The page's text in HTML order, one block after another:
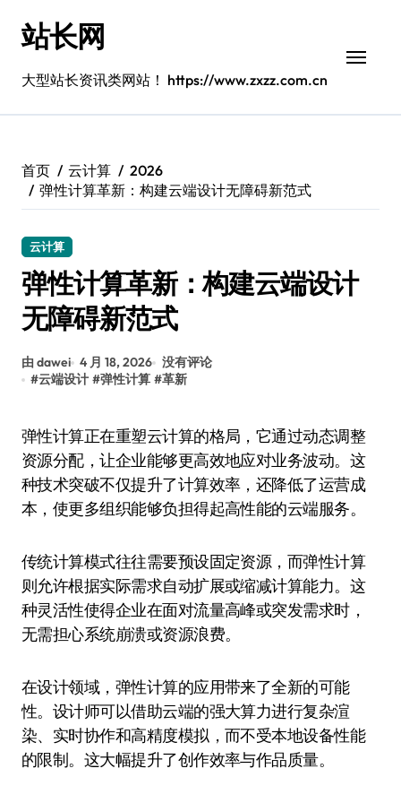
站长网
大型站长资讯类网站！ https://www.zxzz.com.cn
首页 云计算
2026
弹性计算革新：构建云端设计无障碍新范式
云计算
弹性计算革新：构建云端设计
无障碍新范式
由 dawei 4 月 18, 2026 没有评论
#云端设计 #弹性计算 #革新
弹性计算正在重塑云计算的格局，它通过动态调整
资源分配，让企业能够更高效地应对业务波动。这
种技术突破不仅提升了计算效率，还降低了运营成
本，使更多组织能够负担得起高性能的云端服务。
传统计算模式往往需要预设固定资源，而弹性计算
则允许根据实际需求自动扩展或缩减计算能力。这
种灵活性使得企业在面对流量高峰或突发需求时，
无需担心系统崩溃或资源浪费。
在设计领域，弹性计算的应用带来了全新的可能
性。设计师可以借助云端的强大算力进行复杂渲
染、实时协作和高精度模拟，而不受本地设备性能
的限制。这大幅提升了创作效率与作品质量。